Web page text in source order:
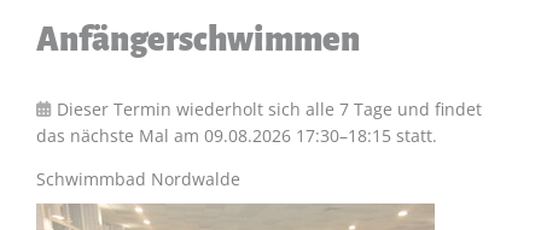
Anfängerschwimmen
Dieser Termin wiederholt sich alle 7 Tage und findet
das nächste Mal am 09.08.2026 17:30–18:15 statt.
Schwimmbad Nordwalde